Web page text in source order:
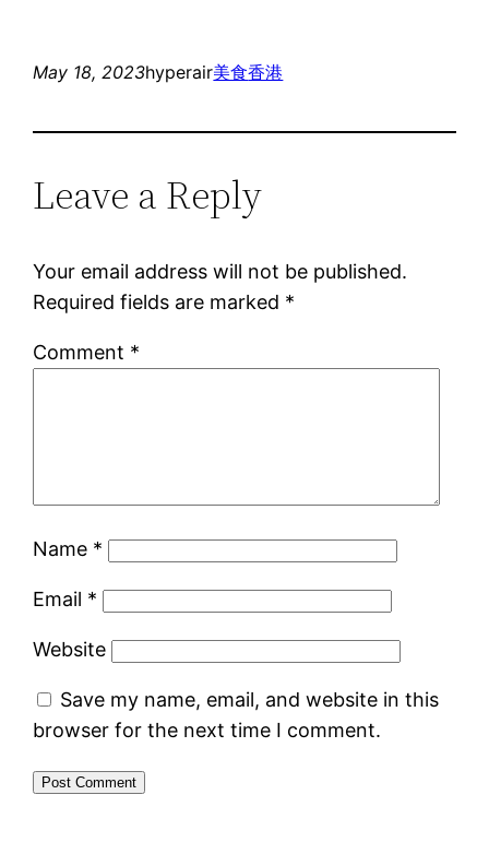
May 18, 2023hyperair美食香港
Leave a Reply
Your email address will not be published.
Required fields are marked *
Comment *
Name *
Email *
Website
Save my name, email, and website in this
browser for the next time I comment.